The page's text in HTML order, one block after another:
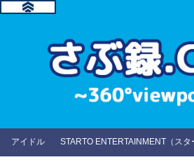
アイドル STARTO ENTERTAINMENT（ス